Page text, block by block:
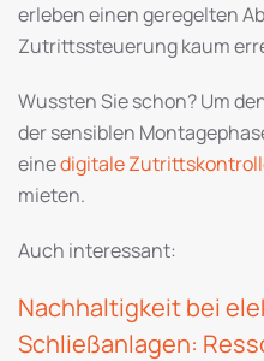
erleben einen geregelten
Zutrittssteuerung kaum
Wussten Sie schon? Um
der sensiblen
einedigitale
mieten.
Auch interessant:
Nachhaltigkeit bei
Schließanlagen: